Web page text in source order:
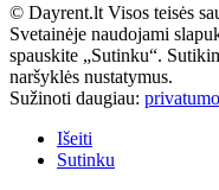
© Dayrent.lt Visos teisės
Svetainėje naudojami
spauskite „Sutinku“.
naršyklės nustatymus.
Sužinoti daugiau:
Išeiti
Sutinku